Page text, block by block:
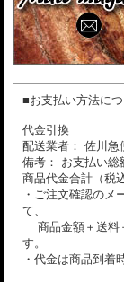
■お支払い方法に
代金引換
配送業者： 佐川急
備考： お支払い総
商品代金合計（税
・ご注文確認のメ
て、
商品金額＋送料
す。
・代金は商品到着